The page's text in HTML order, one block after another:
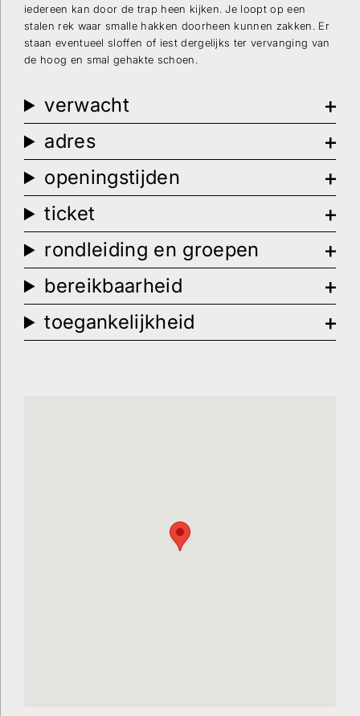
iedereen kan door de trap heen kijken. Je loopt op een
stalen rek waar smalle hakken doorheen kunnen zakken. Er
staan eventueel sloffen of iest dergelijks ter vervanging van
de hoog en smal gehakte schoen.
verwacht
adres
openingstijden
ticket
rondleiding en groepen
bereikbaarheid
toegankelijkheid